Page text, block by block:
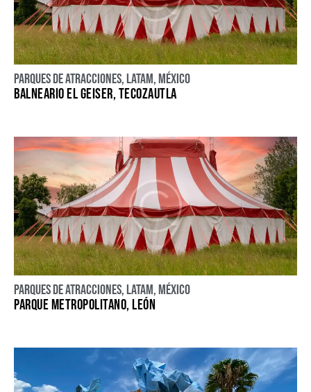
Parques de atracciones,LATAM,México
BALNEARIO EL GEISER, TECOZAUTLA
Parques de atracciones,LATAM,México
PARQUE METROPOLITANO, LEÓN